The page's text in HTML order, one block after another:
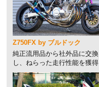
Z750FX by ブルドック
純正流用品から社外品に交換
し、ねらった走行性能を獲得